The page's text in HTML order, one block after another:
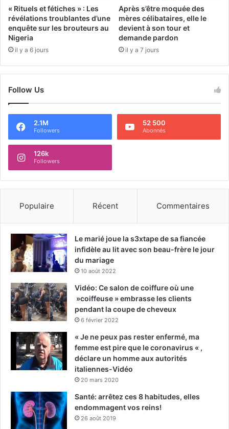
« Rituels et fétiches » : Les
révélations troublantes d’une
enquête sur les brouteurs au
Nigeria
il y a 6 jours
Après s’être moquée des
mères célibataires, elle le
devient à son tour et
demande pardon
il y a 7 jours
Follow Us
2.1M
Followers
52 500
Abonnés
126k
Followers
Populaire Récent Commentaires
Le marié joue la s3xtape de sa fiancée
infidèle au lit avec son beau-frère le jour
du mariage
10 août 2022
Vidéo: Ce salon de coiffure où une
»coiffeuse » embrasse les clients
pendant la coupe de cheveux
6 février 2022
« Je ne peux pas rester enfermé, ma
femme est pire que le coronavirus « ,
déclare un homme aux autorités
italiennes-Vidéo
20 mars 2020
Santé: arrêtez ces 8 habitudes, elles
endommagent vos reins!
26 août 2019